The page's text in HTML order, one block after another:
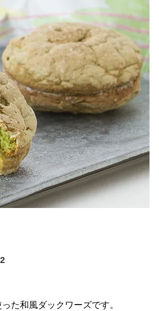
た和風ダックワーズです。